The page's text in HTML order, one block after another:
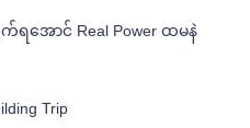
ောင် Real Power ထမနဲ
Trip